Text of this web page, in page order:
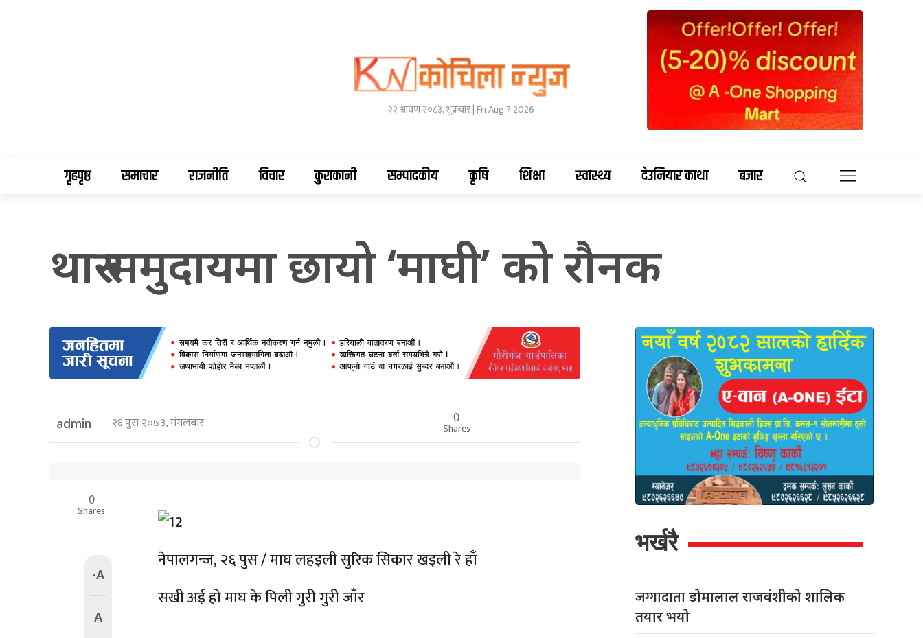
२२ श्रावण २०८३, शुक्रबार | Fri Aug 7 2026
गृहपृष्ठ समाचार राजनीति विचार कुराकानी सम्पादकीय कृषि शिक्षा स्वास्थ्य देउनियार काथा बजार
थारु समुदायमा छायो ‘माघी’ को रौनक
admin २६ पुस २०७३, मंगलबार 0
Shares
0
Shares
-A
A
नेपालगन्ज, २६ पुस / माघ लहइली सुरिक सिकार खइली रे हाँ
सखी अई हो माघ के पिली गुरी गुरी जाँर
भर्खरै
जग्गादाताडोमालाल राजवंशीको शालिक
तयार भयो